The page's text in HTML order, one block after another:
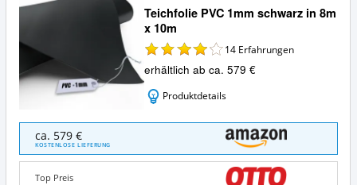
Teichfolie PVC 1mm schwarz in 8m
x 10m
14 Erfahrungen
erhältlich ab ca. 579 €
Produktdetails
Teichfolie
PVC
1mm
schwarz
ca. 579 €
KOSTENLOSE LIEFERUNG
Top Preis